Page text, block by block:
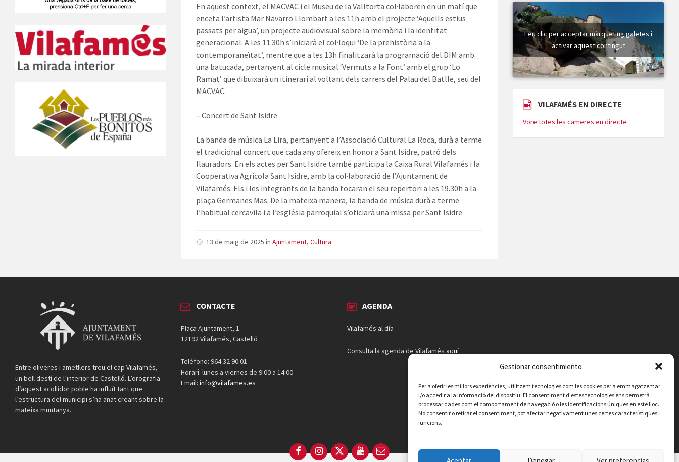
Gestionar consentimiento
Per a oferir les millors experiències, utilitzem tecnologies com les cookies per a emmagatzemar
i/o accedir a la informació del dispositiu. El consentiment d'estes tecnologies ens permetrà
processar dades com el comportament de navegació o les identificacions úniques en este lloc.
No consentir o retirar el consentiment, pot afectar negativament unes certes característiques i
funcions.
En aquest context, el MACVAC i el Museu de la Valltorta col·laboren en un matí que
enceta l’artista Mar Navarro Llombart a les 11h amb el projecte ‘Aquells estius
passats per aigua’, un projecte audiovisual sobre la memòria i la identitat
generacional. A les 11.30h s’iniciarà el col·loqui ‘De la prehistòria a la
contemporaneïtat’, mentre que a les 13h finalitzarà la programació del DIM amb
una batucada, pertanyent al cicle musical ‘Vermuts a la Font’ amb el grup ‘Lo
Ramat’ que dibuixarà un itinerari al voltant dels carrers del Palau del Batlle, seu del
MACVAC.
– Concert de Sant Isidre
La banda de música La Lira, pertanyent a l’Associació Cultural La Roca, durà a terme
el tradicional concert que cada any ofereix en honor a Sant Isidre, patró dels
llauradors. En els actes per Sant Isidre també participa la Caixa Rural Vilafamés i la
Cooperativa Agrícola Sant Isidre, amb la col·laboració de l’Ajuntament de
Vilafamés. Els i les integrants de la banda tocaran el seu repertori a les 19.30h a la
plaça Germanes Mas. De la mateixa manera, la banda de música durà a terme
l’habitual cercavila i a l’església parroquial s’oficiarà una missa per Sant Isidre.
13 de maig de 2025inAjuntament,Cultura
Feu clic per acceptar màrqueting galetes i
activar aquest contingut
VILAFAMÉS EN DIRECTE
Vore totes les cameres en directe
Entre oliveres i ametllers treu el cap Vilafamés,
un bell destí de l’interior de Castelló. L’orografia
d’aquest acollidor poble ha influït tant que
l’estructura del municipi s’ha anat creant sobre la
mateixa muntanya.
CONTACTE
Plaça Ajuntament, 1
12192 Vilafamés, Castelló
Teléfono: 964 32 90 01
Horari: lunes a viernes de 9:00 a 14:00
Email:info@vilafames.es
AGENDA
Vilafamés al día
Consulta la agenda de Vilafamés aquí
FacebookInstagram
X YouTubeEmail